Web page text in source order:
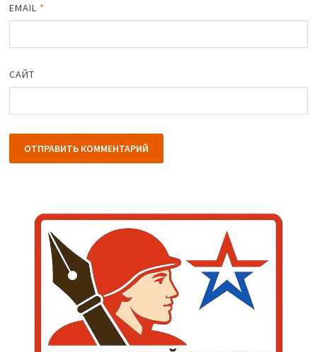
EMAIL *
САЙТ